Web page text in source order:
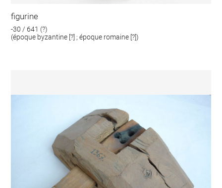
figurine
-30 / 641 (?)
(époque byzantine [?] ; époque romaine [?])